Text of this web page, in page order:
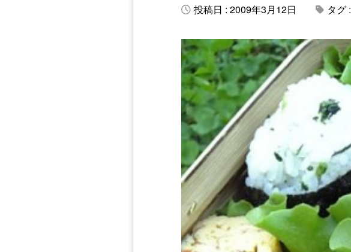
投稿日 : 2009年3月12日 タグ :